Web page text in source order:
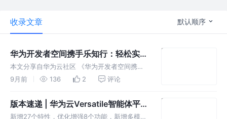
收录文章 默认顺序
华为开发者空间携手乐知行：轻松实现
智能网联小车数据可视化系
本文分享自华为云社区 《华为开发者空间携手
乐知行：轻松实现智能网联小车数据可视化系
课堂、算力驱动教学创新的今天，让前沿技术从
“概念”落地为“可感知的教学
9月前 136 2 评论
版本速递 | 华为云Versatile智能体平台
新增特性介绍（2025年9月发布）
新增27个特性，优化增强8个功能，新增多模态